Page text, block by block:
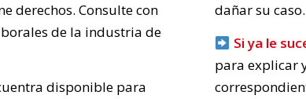
derechos. Consulte con
de la industria de
disponible para
dañar su caso.
Si ya le
para explicar